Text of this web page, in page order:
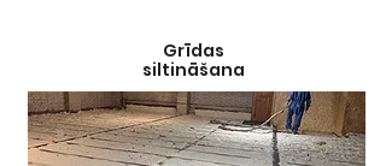
Grīdas
siltināšana